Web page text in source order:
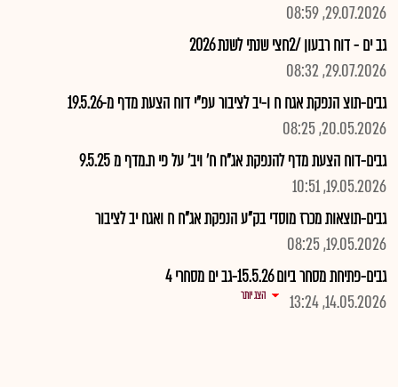
29.07.2026, 08:59
גב ים - דוח רבעון /2חצי שנתי לשנת 2026
29.07.2026, 08:32
גבים-תוצ הנפקת אגח ח ו-יב לציבור עפ"י דוח הצעת מדף מ-19.5.26
20.05.2026, 08:25
גבים-דוח הצעת מדף להנפקת אג"ח ח' ויב' על פי ת.מדף מ 9.5.25
19.05.2026, 10:51
גבים-תוצאות מכרז מוסדי בק"ע הנפקת אג"ח ח ואגח יב לציבור
19.05.2026, 08:25
גבים-פתיחת מסחר ביום 15.5.26-גב ים מסחרי 4
14.05.2026, 13:24
הצג יותר